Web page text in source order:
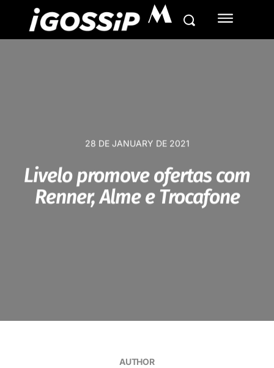
M
28 DE JANUARY DE 2021
Livelo promove ofertas com
Renner, Alme e Trocafone
AUTHOR